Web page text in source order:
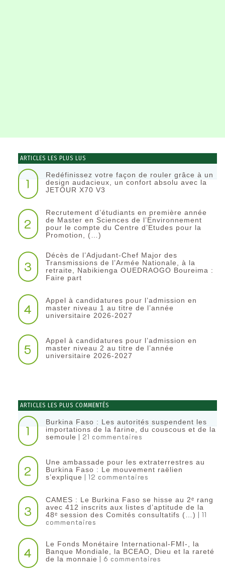
ARTICLES LES PLUS LUS
1
Redéfinissez votre façon de rouler grâce à un
design audacieux, un confort absolu avec la
JETOUR X70 V3
2
Recrutement d’étudiants en première année
de Master en Sciences de l’Environnement
pour le compte du Centre d’Etudes pour la
Promotion, (…)
3
Décès de l’Adjudant-Chef Major des
Transmissions de l’Armée Nationale, à la
retraite, Nabikienga OUEDRAOGO Boureima :
Faire part
4
Appel à candidatures pour l’admission en
master niveau 1 au titre de l’année
universitaire 2026-2027
5
Appel à candidatures pour l’admission en
master niveau 2 au titre de l’année
universitaire 2026-2027
ARTICLES LES PLUS COMMENTÉS
1
Burkina Faso : Les autorités suspendent les
importations de la farine, du couscous et de la
semoule | 21 commentaires
2
Une ambassade pour les extraterrestres au
Burkina Faso : Le mouvement raëlien
s’explique | 12 commentaires
3
CAMES : Le Burkina Faso se hisse au 2ᵉ rang
avec 412 inscrits aux listes d’aptitude de la
48ᵉ session des Comités consultatifs (…) | 11
commentaires
4
Le Fonds Monétaire International-FMI-, la
Banque Mondiale, la BCEAO, Dieu et la rareté
de la monnaie | 6 commentaires